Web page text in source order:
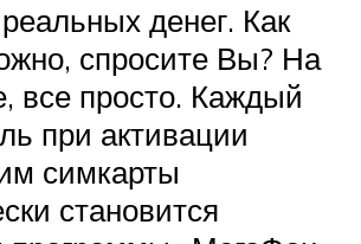
денег. Как
спросите Вы? На
все просто. Каждый
при активации
симкарты
становится